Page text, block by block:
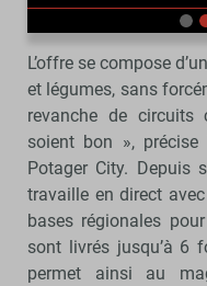
L’offre se compose
et légumes, sans
revanche de
soient bon »,
Potager City.
travaille en direct
bases régionales
sont livrés jusqu’à 6
permet ainsi au